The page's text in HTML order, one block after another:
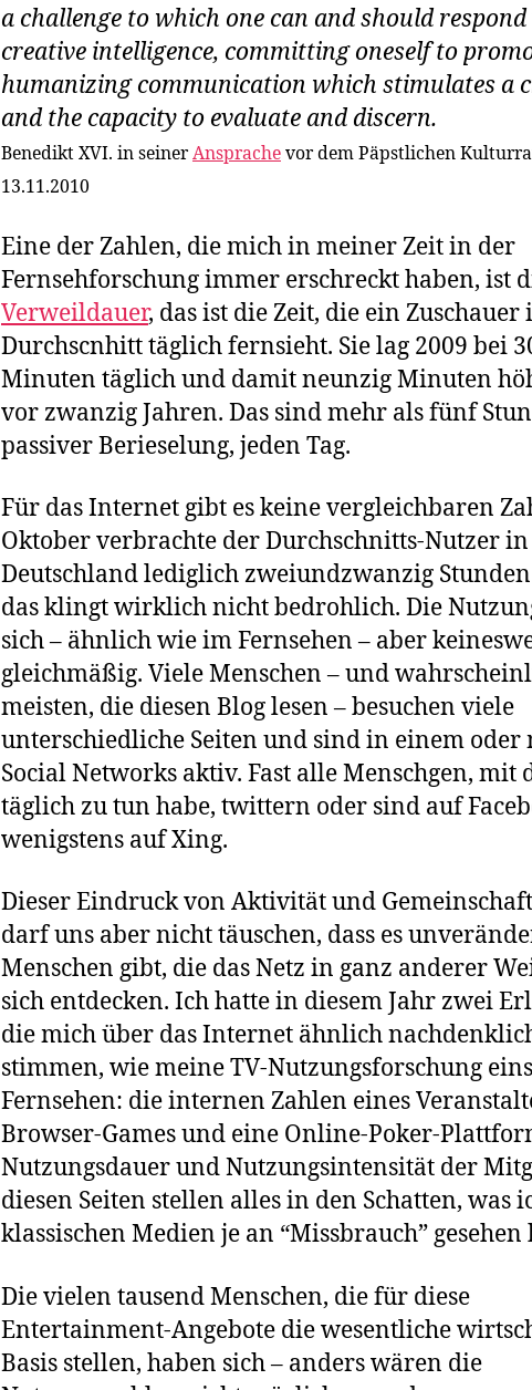
a challenge to which one can and should
creative intelligence, committing oneself to
humanizing communication which stimulates a
and the capacity to evaluate and discern.
Benedikt XVI. in seiner Ansprache vor dem Päpstlichen
13.11.2010
Eine der Zahlen, die mich in meiner Zeit in der
Fernsehforschung immer erschreckt haben, ist
Verweildauer, das ist die Zeit, die ein Zuschauer
Durchscnhitt täglich fernsieht. Sie lag 2009 bei
Minuten täglich und damit neunzig Minuten
vor zwanzig Jahren. Das sind mehr als fünf
passiver Berieselung, jeden Tag.
Für das Internet gibt es keine vergleichbaren
Oktober verbrachte der Durchschnitts-Nutzer in
Deutschland lediglich zweiundzwanzig
das klingt wirklich nicht bedrohlich. Die
sich – ähnlich wie im Fernsehen – aber
gleichmäßig. Viele Menschen – und
meisten, die diesen Blog lesen – besuchen viele
unterschiedliche Seiten und sind in einem oder
Social Networks aktiv. Fast alle Menschgen, mit
täglich zu tun habe, twittern oder sind auf
wenigstens auf Xing.
Dieser Eindruck von Aktivität und
darf uns aber nicht täuschen, dass es
Menschen gibt, die das Netz in ganz anderer
sich entdecken. Ich hatte in diesem Jahr zwei
die mich über das Internet ähnlich
stimmen, wie meine TV-Nutzungsforschung
Fernsehen: die internen Zahlen eines
Browser-Games und eine Online-Poker-
Nutzungsdauer und Nutzungsintensität der
diesen Seiten stellen alles in den Schatten, was
klassischen Medien je an “Missbrauch” gesehen
Die vielen tausend Menschen, die für diese
Entertainment-Angebote die wesentliche
Basis stellen, haben sich – anders wären die